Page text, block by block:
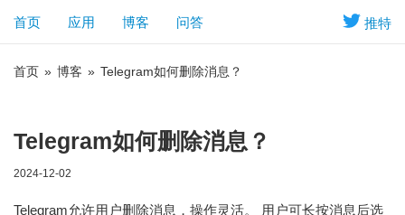
推特
首页 应用 博客 问答
首页 » 博客 » Telegram如何删除消息？
Telegram如何删除消息？
2024-12-02
Telegram允许用户删除消息，操作灵活。 用户可长按消息后选